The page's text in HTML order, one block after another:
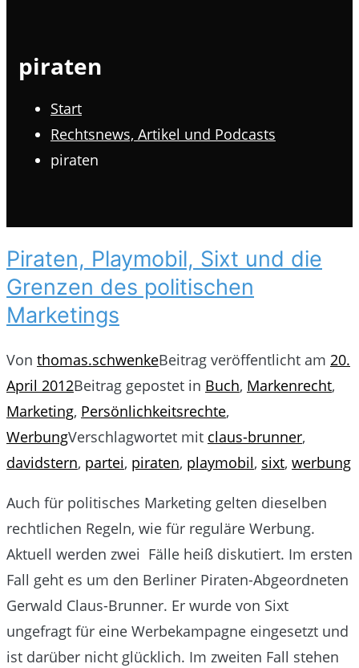
piraten
Start
Rechtsnews, Artikel und Podcasts
piraten
Piraten, Playmobil, Sixt und die
Grenzen des politischen
Marketings
Von thomas.schwenkeBeitrag veröffentlicht am 20.
April 2012Beitrag gepostet in Buch, Markenrecht,
Marketing, Persönlichkeitsrechte,
WerbungVerschlagwortet mit claus-brunner,
davidstern, partei, piraten, playmobil, sixt, werbung
Auch für politisches Marketing gelten dieselben
rechtlichen Regeln, wie für reguläre Werbung.
Aktuell werden zwei Fälle heiß diskutiert. Im ersten
Fall geht es um den Berliner Piraten-Abgeordneten
Gerwald Claus-Brunner. Er wurde von Sixt
ungefragt für eine Werbekampagne eingesetzt und
ist darüber nicht glücklich. Im zweiten Fall stehen